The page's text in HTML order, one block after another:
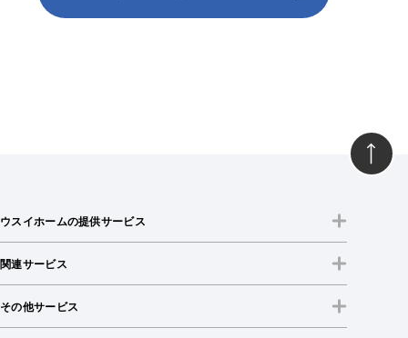
ウスイホームの提供サービス
関連サービス
その他サービス